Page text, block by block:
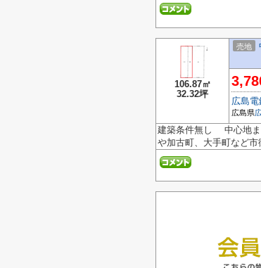
106.87㎡
32.32坪
売地
広島
広島県
建築条件無し 中心地ま
や加古町、大手町など